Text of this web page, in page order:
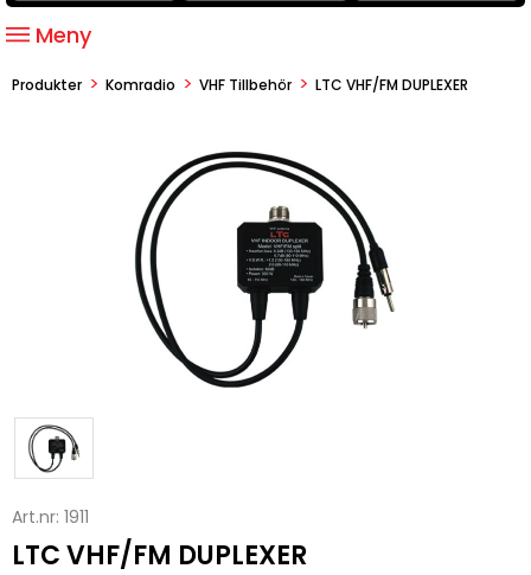
Meny
Produkter > Komradio > VHF Tillbehör > LTC VHF/FM DUPLEXER
Art.nr: 1911
LTC VHF/FM DUPLEXER